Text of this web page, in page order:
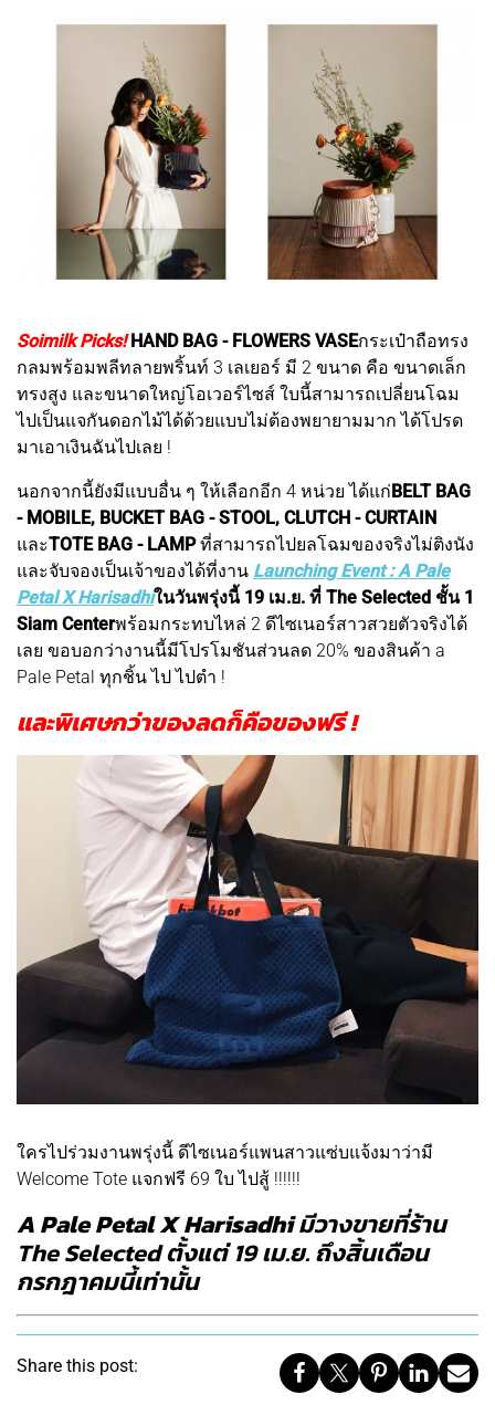
Soimilk Picks! HAND BAG - FLOWERS VASEกระเป๋าถือทรง
กลมพร้อมพลีทลายพริ้นท์ 3 เลเยอร์ มี 2 ขนาด คือ ขนาดเล็ก
ทรงสูง และขนาดใหญ่โอเวอร์ไซส์ ใบนี้สามารถเปลี่ยนโฉม
ไปเป็นแจกันดอกไม้ได้ด้วยแบบไม่ต้องพยายามมาก ได้โปรด
มาเอาเงินฉันไปเลย !
นอกจากนี้ยังมีแบบอื่น ๆ ให้เลือกอีก 4 หน่วย ได้แก่BELT BAG
- MOBILE, BUCKET BAG - STOOL, CLUTCH - CURTAIN
และTOTE BAG - LAMPที่สามารถไปยลโฉมของจริงไม่ติงนัง
และจับจองเป็นเจ้าของได้ที่งาน Launching Event : A Pale
Petal X Harisadhiในวันพรุ่งนี้ 19 เม.ย. ที่ The Selected ชั้น 1
Siam Centerพร้อมกระทบไหล่ 2 ดีไซเนอร์สาวสวยตัวจริงได้
เลย ขอบอกว่างานนี้มีโปรโมชันส่วนลด 20% ของสินค้า a
Pale Petal ทุกชิ้น ไป ไปตำ !
และพิเศษกว่าของลดก็คือของฟรี !
ใครไปร่วมงานพรุ่งนี้ ดีไซเนอร์แพนสาวแซ่บแจ้งมาว่ามี
Welcome Tote แจกฟรี 69 ใบ ไปสู้ !!!!!!
A Pale Petal X Harisadhiมีวางขายที่ร้าน
The Selected ตั้งแต่ 19 เม.ย. ถึงสิ้นเดือน
กรกฎาคมนี้เท่านั้น
Share this post: